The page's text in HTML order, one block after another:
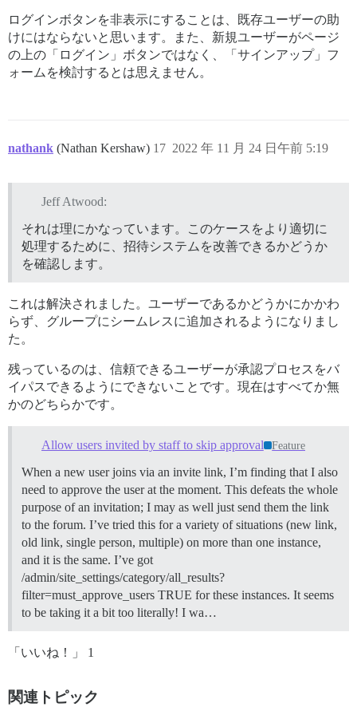
ログインボタンを非表示にすることは、既存ユーザーの助
けにはならないと思います。また、新規ユーザーがページ
の上の「ログイン」ボタンではなく、「サインアップ」フ
ォームを検討するとは思えません。
nathank (Nathan Kershaw) 2022 年 11 月 24 日午前 5:19
17
Jeff Atwood:
それは理にかなっています。このケースをより適切に
処理するために、招待システムを改善できるかどうか
を確認します。
これは解決されました。ユーザーであるかどうかにかかわ
らず、グループにシームレスに追加されるようになりまし
た。
残っているのは、信頼できるユーザーが承認プロセスをバ
イパスできるようにできないことです。現在はすべてか無
かのどちらかです。
Allow users invited by staff to skip approval Feature
When a new user joins via an invite link, I’m finding that I also
need to approve the user at the moment. This defeats the whole
purpose of an invitation; I may as well just send them the link
to the forum. I’ve tried this for a variety of situations (new link,
old link, single person, multiple) on more than one instance,
and it is the same. I’ve got
/admin/site_settings/category/all_results?
filter=must_approve_users TRUE for these instances. It seems
to be taking it a bit too literally! I wa…
「いいね！」 1
関連トピック